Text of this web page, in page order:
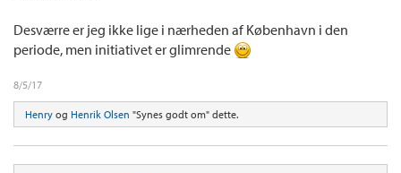
Desværre er jeg ikke lige i nærheden af København i den
periode, men initiativet er glimrende
8/5/17
Henry og Henrik Olsen "Synes godt om" dette.